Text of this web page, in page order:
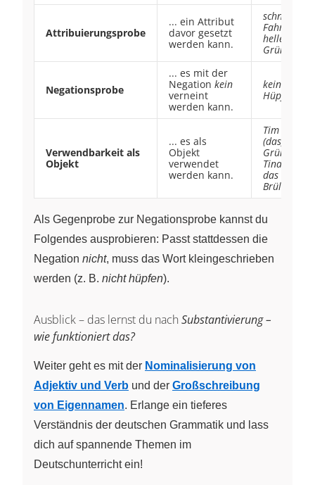
Attribuierungsprobe
... ein Attribut
davor gesetzt
werden kann.
schnelles
Fahren
helles
Grün
Negationsprobe
... es mit der
Negation kein
verneint
werden kann.
kein
Hüpfen
Verwendbarkeit als
Objekt
... es als
Objekt
verwendet
werden kann.
Tim liebt
(das)
Grün.
Tina hört
das
Brüllen.
Als Gegenprobe zur Negationsprobe kannst du
Folgendes ausprobieren: Passt stattdessen die
Negation nicht, muss das Wort kleingeschrieben
werden (z. B. nicht hüpfen).
Ausblick – das lernst du nach Substantivierung –
wie funktioniert das?
Weiter geht es mit der Nominalisierung von
Adjektiv und Verb und der Großschreibung
von Eigennamen. Erlange ein tieferes
Verständnis der deutschen Grammatik und lass
dich auf spannende Themen im
Deutschunterricht ein!